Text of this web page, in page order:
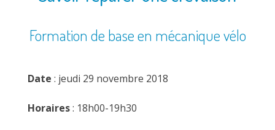
Formation de base en mécanique vélo
Date : jeudi 29 novembre 2018
Horaires: 18h00-19h30